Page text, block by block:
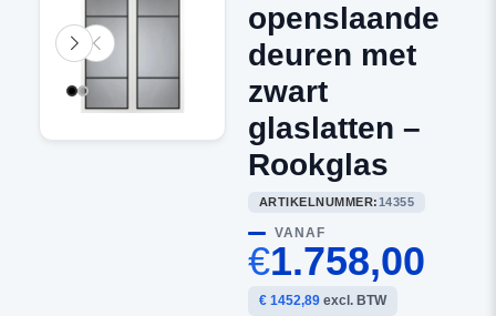
openslaande
deuren met
zwart
glaslatten –
Rookglas
ARTIKELNUMMER:14355
VANAF
€1.758,00
€ 1452,89excl. BTW